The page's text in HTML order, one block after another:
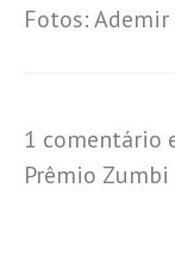
Fotos:
1 comentário
Prêmio Zumbi